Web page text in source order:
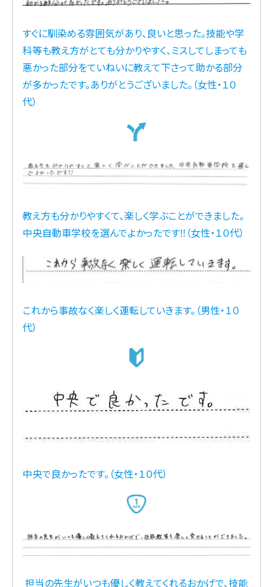
すぐに馴染める雰囲気があり、良いと思った。技能や学
科等も教え方がとても分かりやすく、ミスしてしまっても
悪かった部分をていねいに教えて下さって助かる部分
が多かったです。ありがとうございました。（女性・１０
代）
教え方も分かりやすくて、楽しく学ぶことができました。
中央自動車学校を選んでよかったです‼（女性・１０代）
これから事故なく楽しく運転していきます。（男性・１０
代）
中央で良かったです。（女性・１０代）
担当の先生がいつも優しく教えてくれるおかげで、技能